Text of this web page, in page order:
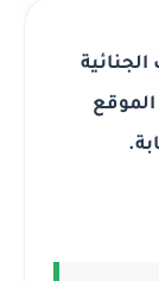
الجنائية